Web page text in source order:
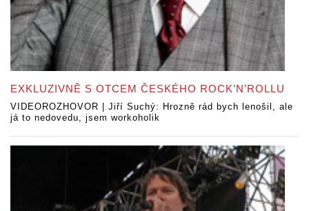
EXKLUZIVNĚ S OTCEM ČESKÉHO ROCK’N’ROLLU
VIDEOROZHOVOR | Jiří Suchý: Hrozně rád bych lenošil, ale
já to nedovedu, jsem workoholik